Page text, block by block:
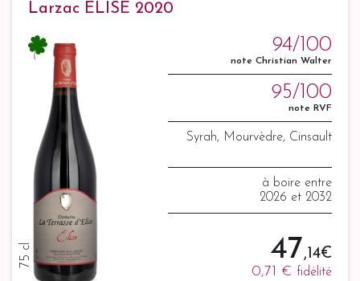
Larzac ELISE 2020
75 cl
94/100
note Christian Walter
95/100
note RVF
Syrah, Mourvèdre, Cinsault
à boire entre
2026 et 2032
47,14 €
0,71 € fidélité